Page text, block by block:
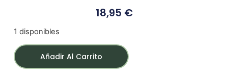
18,95 €
1 disponibles
Añadir Al Carrito